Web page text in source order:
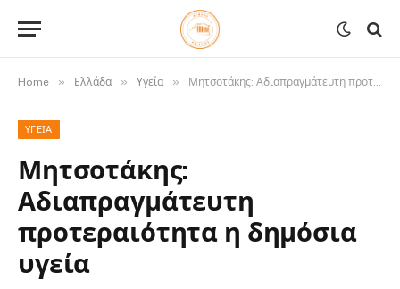
Home » Ελλάδα » Υγεία » Μητσοτάκης: Αδιαπραγμάτευτη προτεραιότητα η δημόσια υγεία
ΥΓΕΊΑ
Μητσοτάκης:
Αδιαπραγμάτευτη
προτεραιότητα η δημόσια
υγεία